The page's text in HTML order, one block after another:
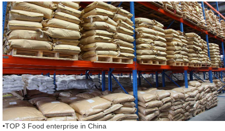
•TOP 3 Food enterprise in China